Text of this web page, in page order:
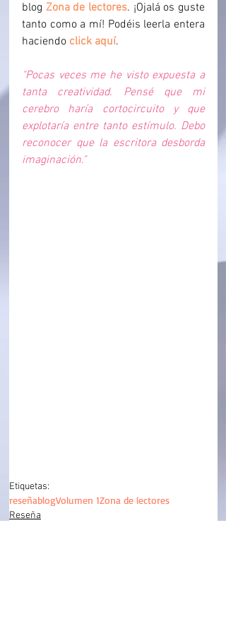
blog Zona de lectores. ¡Ojalá os guste
tanto como a mí! Podéis leerla entera
haciendo click aquí.
"Pocas veces me he visto expuesta a
tanta creatividad. Pensé que mi
cerebro haría cortocircuito y que
explotaría entre tanto estímulo. Debo
reconocer que la escritora desborda
imaginación."
Etiquetas:
reseñablogVolumen 1Zona de lectores
Reseña